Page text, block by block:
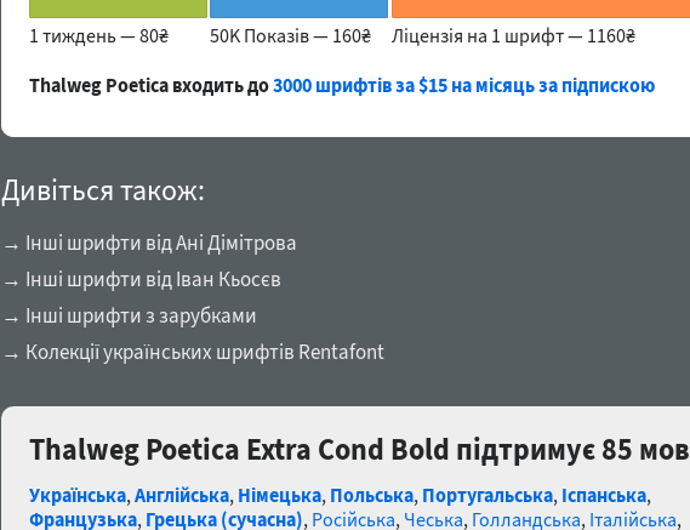
1 тиждень —80₴ 50K Показів — 160₴ Ліцензія на 1 шрифт — 1160₴
Thalweg Poetica входить до3000 шрифтів за $15 на місяць за підпискою
Дивіться також:
→ Інші шрифти від Ані Дімітрова
→ Інші шрифти від Іван Кьосєв
→ Інші шрифти з зарубками
→ Колекції українських шрифтів Rentafont
Thalweg Poetica Extra Cond Bold підтримує 85 мов
Українська,Англійська, Німецька, Польська, Португальська, Іспанська,
Французька, Грецька (сучасна), Російська, Чеська, Голландська, Італійська,